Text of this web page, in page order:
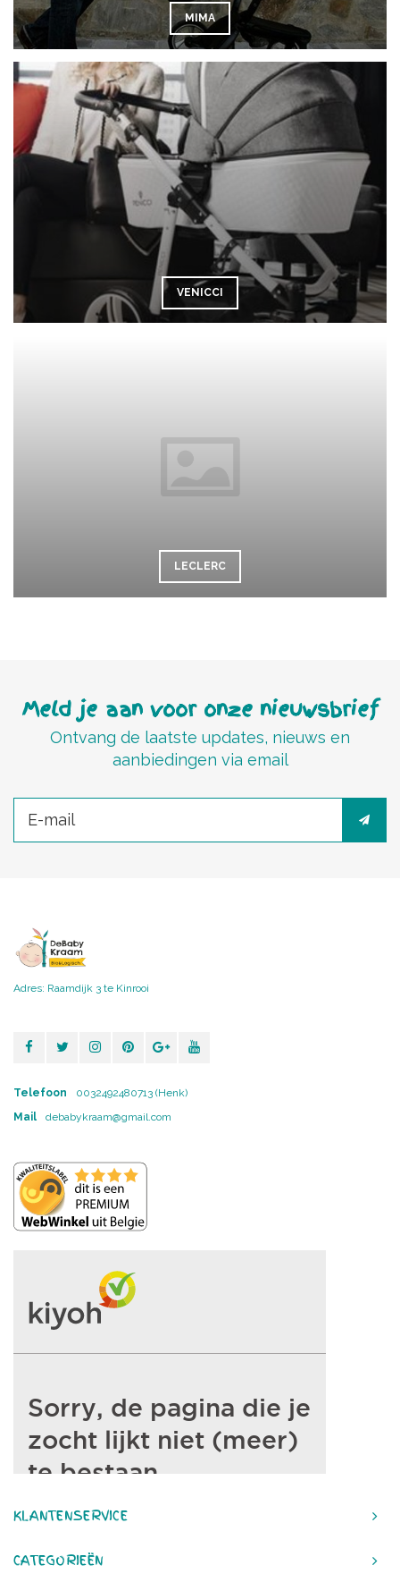
MIMA
VENICCI
LECLERC
Meld je aan voor onze nieuwsbrief
Ontvang de laatste updates, nieuws en
aanbiedingen via email
Adres: Raamdijk 3 te Kinrooi
Telefoon
0032492480713 (Henk)
Mail
debabykraam@gmail.com
KLANTENSERVICE
CATEGORIEËN